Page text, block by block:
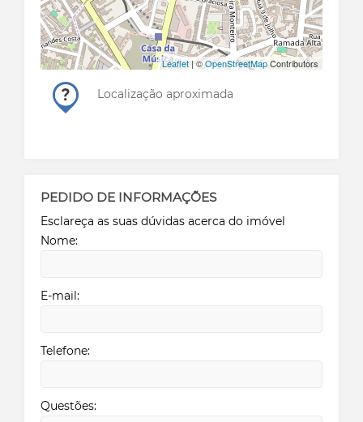
Leaflet| ©OpenStreetMapContributors
Localização aproximada
PEDIDO DE INFORMAÇÕES
Esclareça as suas dúvidas acerca do imóvel
Nome:
E-mail:
Telefone:
Questões: